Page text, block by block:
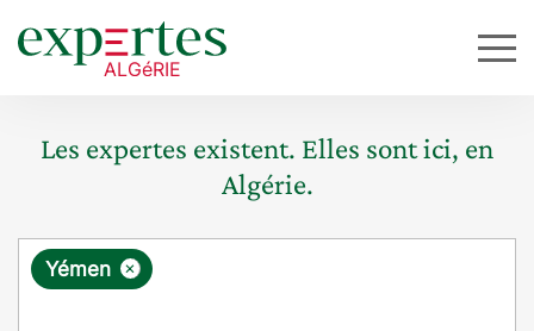
Les expertes existent. Elles sont ici, en
Algérie.
R
×
Yémen